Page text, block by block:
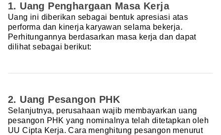
1. Uang Penghargaan Masa Kerja
Uang ini diberikan sebagai bentuk apresiasi atas
performa dan kinerja karyawan selama bekerja.
Perhitungannya berdasarkan masa kerja dan dapat
dilihat sebagai berikut:
2. Uang Pesangon PHK
Selanjutnya, perusahaan wajib membayarkan uang
pesangon PHK yang nominalnya telah ditetapkan oleh
UU Cipta Kerja. Cara menghitung pesangon menurut